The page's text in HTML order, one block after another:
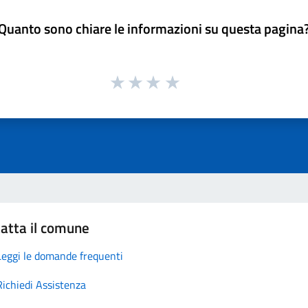
sono chiare le informazioni su questa
il comune
le domande frequenti
Assistenza